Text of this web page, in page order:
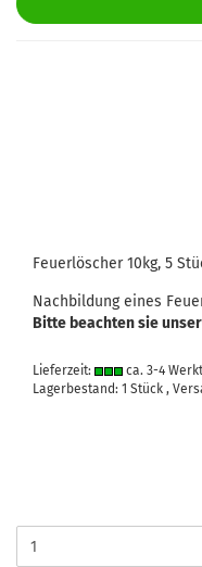
Feuerlöscher 10kg, 5
Nachbildung eines
Bitte beachten sie
Lieferzeit: ca. 3-4
Lagerbestand: 1 Stück ,